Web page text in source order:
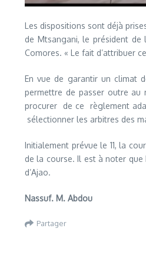
Les dispositions sont déjà
de Mtsangani, le président de
Comores. « Le fait d’attribuer
En vue de garantir un climat
permettre de passer outre
procurer de ce règlement
sélectionner les arbitres des
Initialement prévue le 11, la
de la course. Il est à noter que
d’Ajao.
Nassuf. M. Abdou
Partager